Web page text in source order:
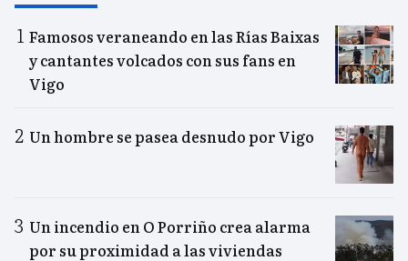
Famosos veraneando en las Rías Baixas
y cantantes volcados con sus fans en
Vigo
Un hombre se pasea desnudo por Vigo
Un incendio en O Porriño crea alarma
por su proximidad a las viviendas